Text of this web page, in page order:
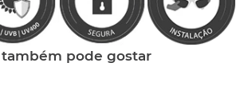
também pode gostar